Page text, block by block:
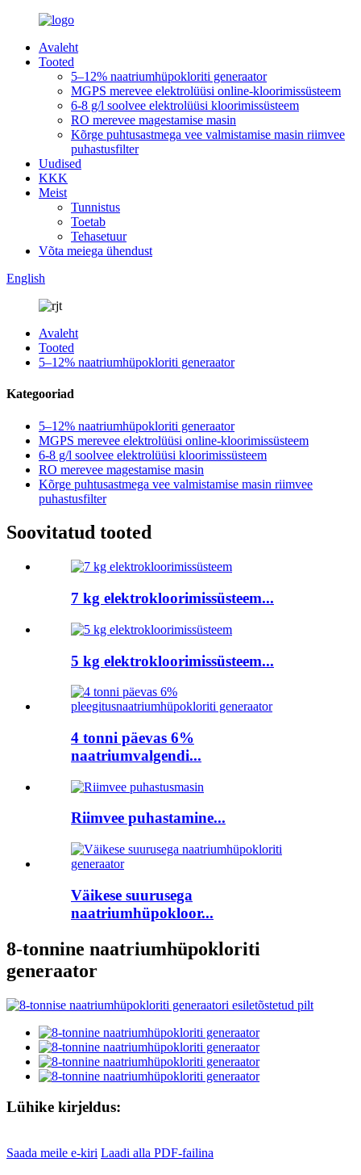
Avaleht
Tooted
5–12% naatriumhüpokloriti generaator
MGPS merevee elektrolüüsi online-kloorimissüsteem
6-8 g/l soolvee elektrolüüsi kloorimissüsteem
RO merevee magestamise masin
Kõrge puhtusastmega vee valmistamise masin riimvee
puhastusfilter
Uudised
KKK
Meist
Tunnistus
Toetab
Tehasetuur
Võta meiega ühendust
English
Avaleht
Tooted
5–12% naatriumhüpokloriti generaator
Kategooriad
5–12% naatriumhüpokloriti generaator
MGPS merevee elektrolüüsi online-kloorimissüsteem
6-8 g/l soolvee elektrolüüsi kloorimissüsteem
RO merevee magestamise masin
Kõrge puhtusastmega vee valmistamise masin riimvee
puhastusfilter
Soovitatud tooted
7 kg elektrokloorimissüsteem...
5 kg elektrokloorimissüsteem...
4 tonni päevas 6%
naatriumvalgendi...
Riimvee puhastamine...
Väikese suurusega
naatriumhüpokloor...
8-tonnine naatriumhüpokloriti
generaator
Lühike kirjeldus:
Saada meile e-kiri Laadi alla PDF-failina